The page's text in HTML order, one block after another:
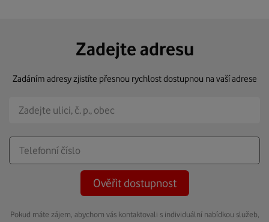
Zadejte adresu
Zadáním adresy zjistíte přesnou rychlost dostupnou na vaší adrese
Ověřit dostupnost
Pokud máte zájem, abychom vás kontaktovali s individuální nabídkou služeb,